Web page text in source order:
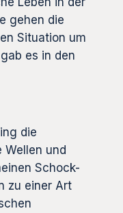
gehen die
Situation um
es in den
die
Wellen und
Schock-
zu einer Art